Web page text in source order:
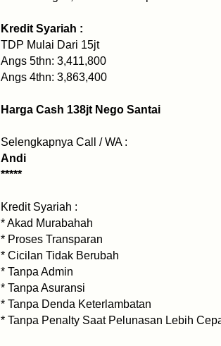
Kredit Syariah :
TDP Mulai Dari 15jt
Angs 5thn: 3,411,800
Angs 4thn: 3,863,400
Harga Cash 138jt Nego Santai
Selengkapnya Call / WA :
Andi
*****
Kredit Syariah :
* Akad Murabahah
* Proses Transparan
* Cicilan Tidak Berubah
* Tanpa Admin
* Tanpa Asuransi
* Tanpa Denda Keterlambatan
* Tanpa Penalty Saat Pelunasan Lebih